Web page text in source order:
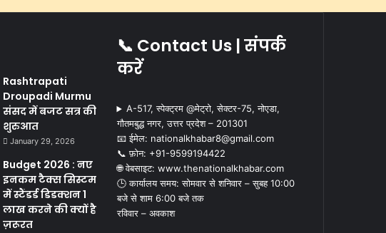
Rashtrapati
Droupadi Murmu
संसद में बजट सत्र की
शुरुआत
January 29, 2026
Budget 2026 : नए
इनकम टैक्स सिस्टम
में स्टैंडर्ड डिडक्शन 1
लाख करने की क्यों है
ज़रूरत
📞 Contact Us | संपर्क
करें
A-517, स्पेक्ट्रम @मेट्रो, सेक्टर-75, नोएडा,
गौतमबुद्ध नगर, उत्तर प्रदेश – 201301
📧 ईमेल: nationalkhabar8@gmail.com
📞 फ़ोन: ‪+91-9599194422‬
🌐 वेबसाइट: www.thenationalkhabar.com
🕒 कार्यालय समय: सोमवार से शनिवार – सुबह 10:00
बजे से शाम 6:00 बजे तक
रविवार – अवकाश